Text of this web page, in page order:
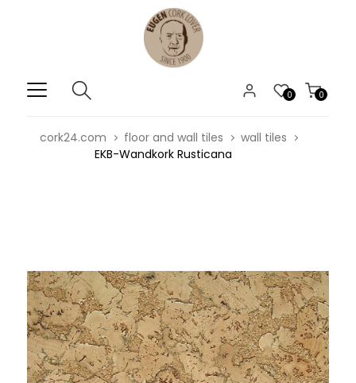
0
0
cork24.com floor and wall tiles
wall tiles
EKB-Wandkork Rusticana